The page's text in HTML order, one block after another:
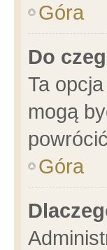
Góra
Do
Ta
mogą
Góra